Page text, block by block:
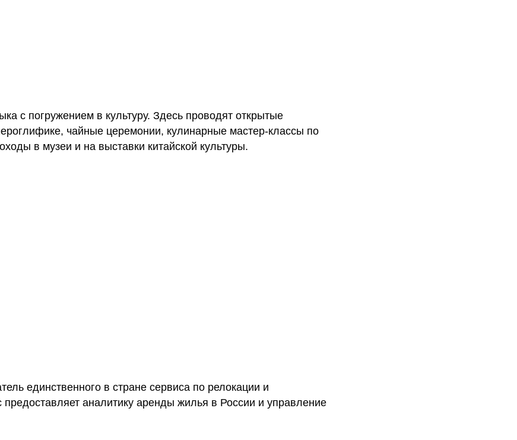
с погружением в культуру. Здесь проводят открытые
чайные церемонии, кулинарные мастер-классы по
в музеи и на выставки китайской культуры.
единственного в стране сервиса по релокации и
аналитику аренды жилья в России и управление